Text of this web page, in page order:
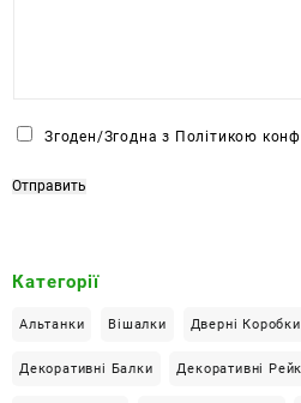
Ч
к
с
Згоден/Згодна з Політикою
Отправить
Категорії
Альтанки Вішалки Дверні Коробки
Декоративні Балки Декоративні